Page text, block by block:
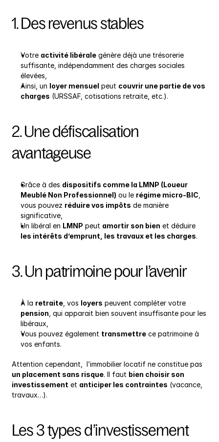
1. Des revenus stables
Votre activité libérale génère déjà une trésorerie
suffisante, indépendamment des charges sociales
élevées,
Ainsi, un loyer mensuel peut couvrir une partie de vos
charges (URSSAF, cotisations retraite, etc.).
2. Une défiscalisation
avantageuse
Grâce à des dispositifs comme la LMNP (Loueur
Meublé Non Professionnel) ou le régime micro-BIC
vous pouvez réduire vos impôts de manière
significative,
Un libéral en LMNP peut amortir son bien
les intérêts d’emprunt, les travaux et les charges.
3. Un patrimoine pour l’avenir
À la retraite , vos loyers
pension , qui apparait bien souvent insuffisante pour les
libéraux,
Vous pouvez également transmettre ce patrimoine à
vos enfants.
un placement sans risque. Il faut bien choisir son
investissement et anticiper les contraintes (vacance,
travaux…).
Les 3 types d’investissement